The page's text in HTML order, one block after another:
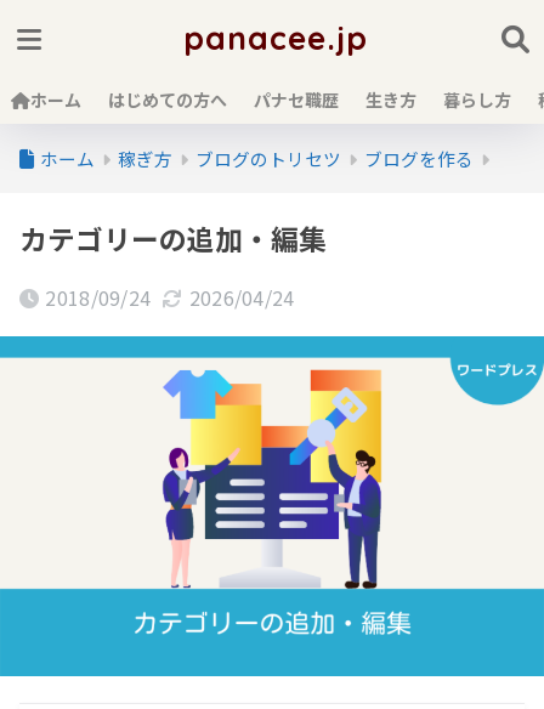
panacee.jp
ホーム はじめての方へ パナセ職歴 生き方 暮らし方
ホーム 稼ぎ方 ブログのトリセツ ブログを作る
カテゴリーの追加・編集
2018/09/24 2026/04/24